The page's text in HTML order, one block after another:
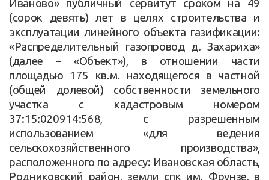
Иваново» публичный сервитут сроком на 49
(сорок девять) лет в целях строительства и
эксплуатации линейного объекта газификации:
«Распределительный газопровод д. Захариха»
(далее – «Объект»), в отношении части
площадью 175 кв.м. находящегося в частной
(общей долевой) собственности земельного
участка с кадастровым номером
37:15:020914:568, с разрешенным
использованием «для ведения
сельскохозяйственного производства»,
расположенного по адресу: Ивановская область,
Родниковский район, земли спк им. Фрунзе, в